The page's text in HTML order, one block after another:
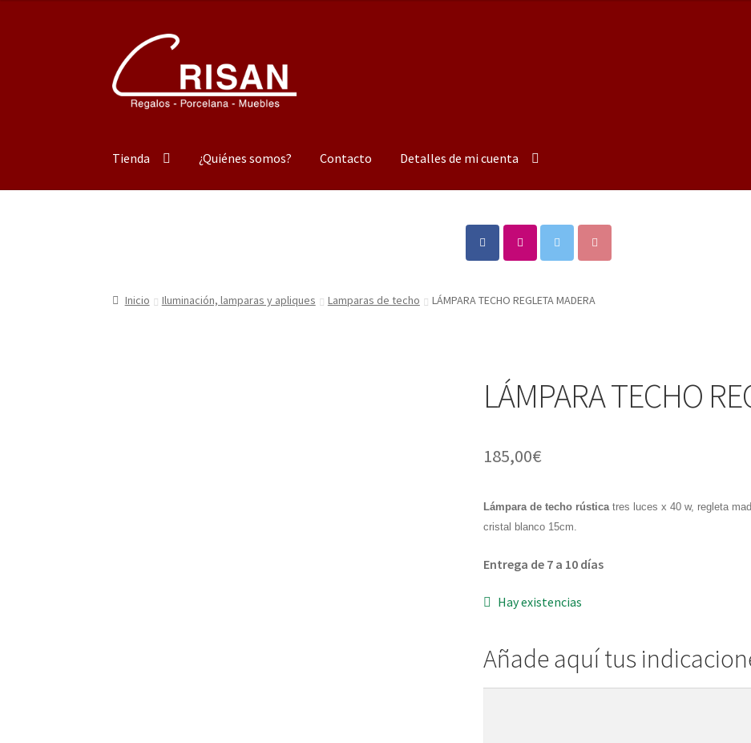
la
navegación
al
contenido
Tienda ¿Quiénes somos? Contacto Detalles de mi cuenta
Inicio Iluminación, lamparas y apliques Lamparas de techo LÁMPARA TECHO REGLETA MADERA
LÁMPARA TECHO
185,00€
Lámpara de techo rústicatres luces x 40 w, regleta
cristal blanco 15cm.
Entrega de 7 a 10 días
Hay existencias
Añade aquí tus